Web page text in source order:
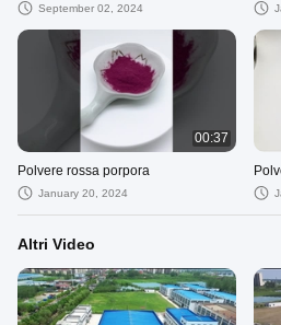
September 02, 2024
00:37
Polvere rossa porpora
January 20, 2024
Altri Video